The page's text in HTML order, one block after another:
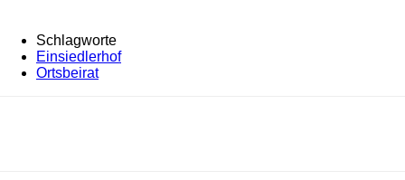
Schlagworte
Einsiedlerhof
Ortsbeirat